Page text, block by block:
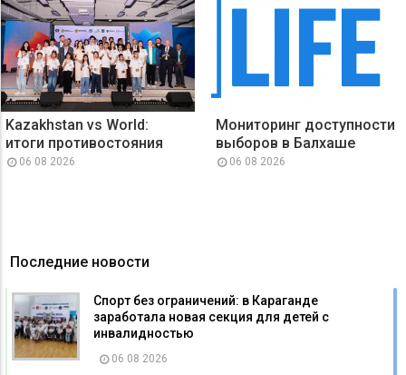
Kazakhstan vs World:
итоги противостояния
06 08 2026
Мониторинг доступности
выборов в Балхаше
06 08 2026
Последние новости
Спорт без ограничений: в Караганде
заработала новая секция для детей с
инвалидностью
06 08 2026